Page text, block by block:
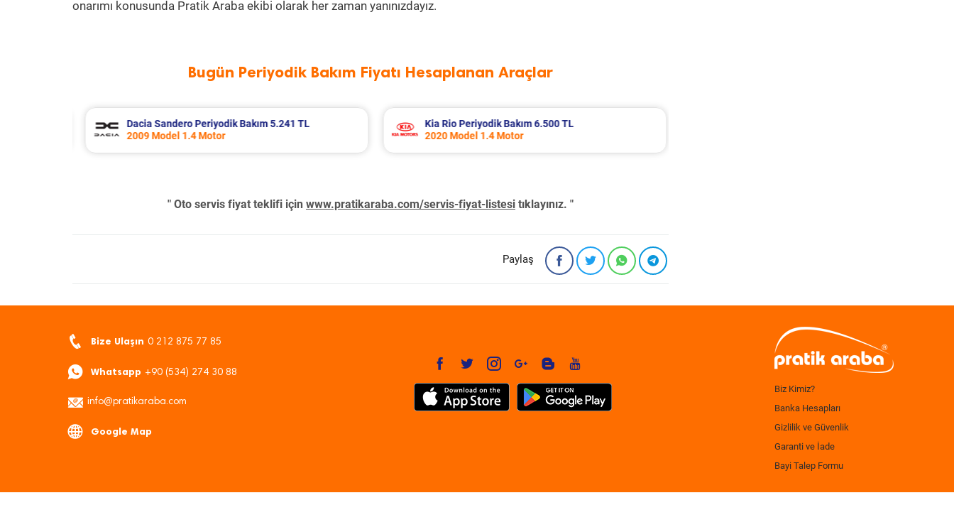
onarımı konusunda Pratik Araba ekibi olarak her zaman yanınızdayız.
Bugün Periyodik Bakım Fiyatı Hesaplanan Araçlar
Kia Rio Periyodik Bakım 6.500 TL
2020 Model 1.4 Motor
Fiat Punto Periyodik Bakım 6.209 TL
2009 Model 1.4 Motor
" Oto servis fiyat teklifi için www.pratikaraba.com/servis-fiyat-listesi tıklayınız. "
Paylaş
Bize Ulaşın 0 212 875 77 85
Whatsapp +90 (534) 274 30 88
info@pratikaraba.com
Google Map
Biz Kimiz?
Banka Hesapları
Gizlilik ve Güvenlik
Garanti ve İade
Bayi Talep Formu